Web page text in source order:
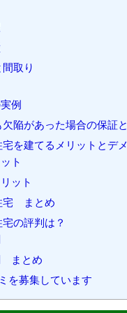
取り
例
陥があった場合の保証
を建てるメリットとデ
ト
ット
宅 まとめ
の評判は？
まとめ
を募集しています